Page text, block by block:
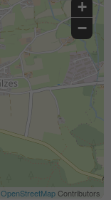
+
−
OpenStreetMapContributors